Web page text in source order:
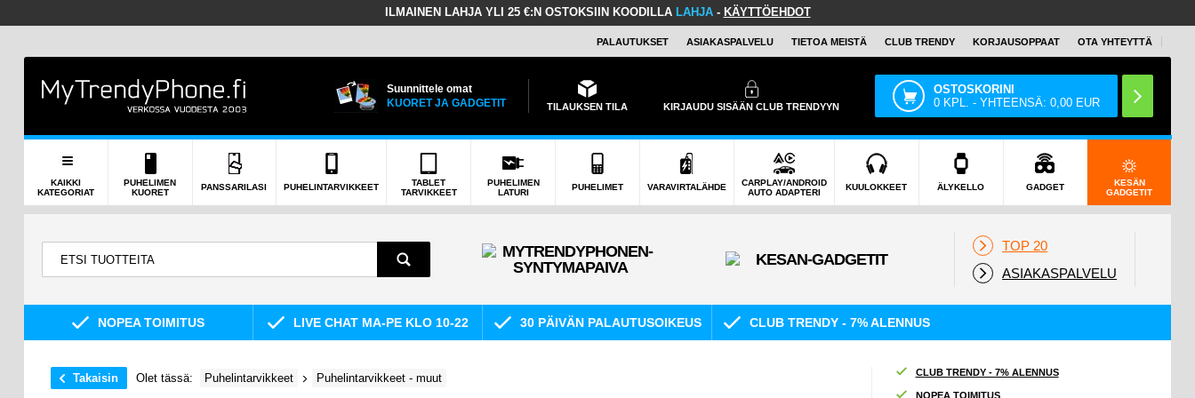
ILMAINEN LAHJA YLI 25 €:N OSTOKSIIN KOODILLA LAHJA- KÄYTTÖEHDOT
PALAUTUKSET ASIAKASPALVELU TIETOA MEISTÄ CLUB TRENDY KORJAUSOPPAAT OTA YHTEYTTÄ
Suunnittele omat
KUORET JA GADGETIT
TILAUKSEN TILA KIRJAUDU SISÄÄN CLUB TRENDYYN
OSTOSKORINI
0 KPL. - YHTEENSÄ:0,00 EUR
KAIKKI
KATEGORIAT
PUHELIMEN
KUORET
PANSSARILASI PUHELINTARVIKKEET
TABLET
TARVIKKEET
PUHELIMEN
LATURI
PUHELIMET VARAVIRTALÄHDE
CARPLAY/ANDROID
AUTO ADAPTERI
KUULOKKEET ÄLYKELLO GADGET
KESÄN
GADGETIT
TOP 20
ASIAKASPALVELU
NOPEA TOIMITUS LIVE CHAT MA-PE KLO 10-22 30 PÄIVÄN PALAUTUSOIKEUS CLUB TRENDY - 7% ALENNUS
Takaisin Olet tässä: Puhelintarvikkeet Puhelintarvikkeet - muut CLUB TRENDY - 7% ALENNUS
NOPEA TOIMITUS